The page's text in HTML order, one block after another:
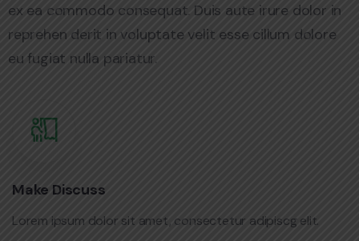
ex ea commodo consequat. Duis aute irure dolor in
reprehen derit in voluptate velit esse cillum dolore
eu fugiat nulla pariatur.
Make Discuss
Lorem ipsum dolor sit amet, consectetur adipiscg elit.